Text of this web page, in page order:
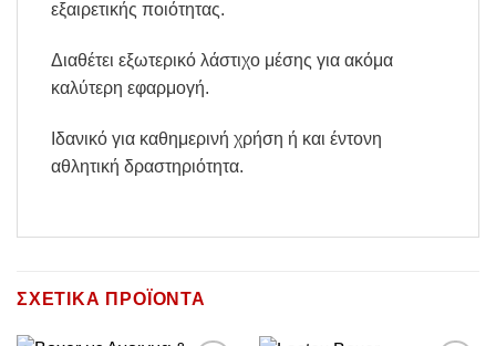
εξαιρετικής ποιότητας.
Διαθέτει εξωτερικό λάστιχο μέσης για ακόμα
καλύτερη εφαρμογή.
Ιδανικό για καθημερινή χρήση ή και έντονη
αθλητική δραστηριότητα.
ΣΧΕΤΙΚΆ ΠΡΟΪΌΝΤΑ